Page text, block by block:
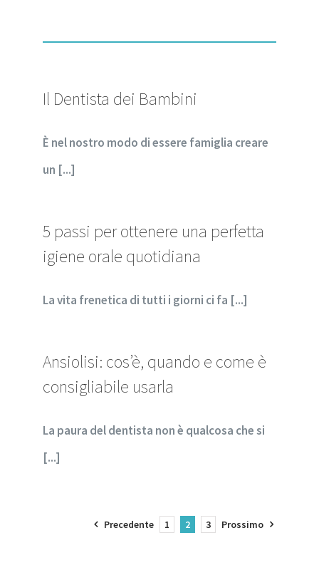
Il Dentista dei Bambini
È nel nostro modo di essere famiglia creare
un [...]
5 passi per ottenere una perfetta
igiene orale quotidiana
La vita frenetica di tutti i giorni ci fa [...]
Ansiolisi: cos’è, quando e come è
consigliabile usarla
La paura del dentista non è qualcosa che si
[...]
Precedente 1 2 3 Prossimo